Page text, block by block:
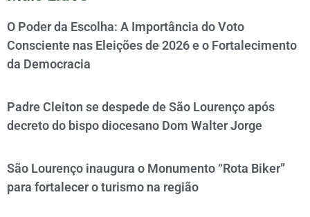
O Poder da Escolha: A Importância do Voto
Consciente nas Eleições de 2026 e o Fortalecimento
da Democracia
Padre Cleiton se despede de São Lourenço após
decreto do bispo diocesano Dom Walter Jorge
São Lourenço inaugura o Monumento “Rota Biker”
para fortalecer o turismo na região